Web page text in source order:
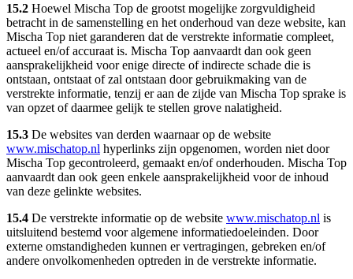
15.2 Hoewel Mischa Top de grootst mogelijke zorgvuldigheid
betracht in de samenstelling en het onderhoud van deze website, kan
Mischa Top niet garanderen dat de verstrekte informatie compleet,
actueel en/of accuraat is. Mischa Top aanvaardt dan ook geen
aansprakelijkheid voor enige directe of indirecte schade die is
ontstaan, ontstaat of zal ontstaan door gebruikmaking van de
verstrekte informatie, tenzij er aan de zijde van Mischa Top sprake is
van opzet of daarmee gelijk te stellen grove nalatigheid.
15.3 De websites van derden waarnaar op de website
www.mischatop.nl hyperlinks zijn opgenomen, worden niet door
Mischa Top gecontroleerd, gemaakt en/of onderhouden. Mischa Top
aanvaardt dan ook geen enkele aansprakelijkheid voor de inhoud
van deze gelinkte websites.
15.4 De verstrekte informatie op de website www.mischatop.nl is
uitsluitend bestemd voor algemene informatiedoeleinden. Door
externe omstandigheden kunnen er vertragingen, gebreken en/of
andere onvolkomenheden optreden in de verstrekte informatie.